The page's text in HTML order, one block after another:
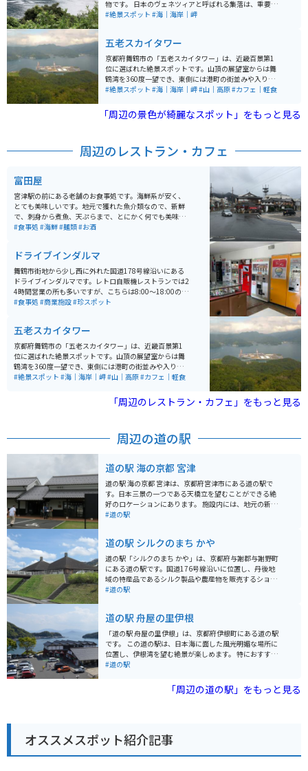
物です。 日本のヴェネツィアと呼ばれる集落は、重要伝
統的建造物群保存地区として選定されているために国内
ています。 山と海が非常に近くレストランやお土産やさ
んがある高台から絶景を見下ろすと爽快です。道幅は広
く、ツーリングするには快適な場所です。
#絶景スポット #海｜海岸｜岬
五老スカイタワー
京都府舞鶴市の「五老スカイタワー」は、近畿百景第1
位に選ばれた絶景スポットです。山頂の展望室からは舞
鶴湾を360度一望でき、東側には港町の街並みや入り
江、西側には島々が浮かぶ美しい海景が広がります。 駐
駐車して徒歩すぐでアクセス可能。階段またはエレベー
ターで展望室へ上がれます。晴天時はもちろん、夕暮れ
レー」などの限定メニューも楽しめます。舞鶴観光の際
#絶景スポット #海｜海岸｜岬#山｜高原#カフェ｜軽食
「周辺の景色が綺麗なスポット」をもっと見る
周辺のレストラン・カフェ
富田屋
宮津駅の前にある老舗のお食事処です。海鮮系が安く、
とても美味しいです。地元で獲れた魚介類なので、新鮮
で、刺身から煮魚、天ぷらまで、とにかく何でも美味し
いです。その他にも、昔ながらの中華そばや昭和を感じ
#食事処 #海鮮#麺類#お酒
ドライブインダルマ
舞鶴市街地から少し西に外れた国道178号線沿いにある
ドライブインダルマです。レトロ自販機レストランでは2
4時間営業の所も多いですが、こちらは8:00～18:00の営
業時間です。 全体的にレトロな雰囲気で、古き良き昭和
には“自動販売機の聖地”とも呼ばれているようです。
#食事処 #商業施設#珍スポット
五老スカイタワー
京都府舞鶴市の「五老スカイタワー」は、近畿百景第1
位に選ばれた絶景スポットです。山頂の展望室からは舞
鶴湾を360度一望でき、東側には港町の街並みや入り
江、西側には島々が浮かぶ美しい海景が広がります。 駐
駐車して徒歩すぐでアクセス可能。階段またはエレベー
ターで展望室へ上がれます。晴天時はもちろん、夕暮れ
レー」などの限定メニューも楽しめます。舞鶴観光の際
#絶景スポット #海｜海岸｜岬#山｜高原#カフェ｜軽食
「周辺のレストラン・カフェ」をもっと見る
周辺の道の駅
道の駅 海の京都 宮津
道の駅 海の京都 宮津は、京都府宮津市にある道の駅で
す。日本三景の一つである天橋立を望むことができる絶
好のロケーションにあります。 施設内には、地元の新鮮
な魚介類や野菜などを販売する直売所や、宮津湾の新鮮
ども併設されています。 バイクで訪れる場合、道の駅に
は広い駐車場が完備されているので安心です。天橋立周
辺は、風光明媚な景色が続くので、ツーリングにも最適
なエリアです。道の駅で休憩を挟みながら、周辺の観光
を楽しむのがおすすめです。 宮津市は、新鮮な魚介類が
みてください。また、道の駅で購入できる、地元産の干
物や練り物もおすすめです。
#道の駅
道の駅 シルクのまち かや
道の駅「シルクのまち かや」は、京都府与謝郡与謝野町
にある道の駅です。国道176号線沿いに位置し、丹後地
域の特産品であるシルク製品や農産物を販売するショッ
プやレストランがあります。 周辺には、かやぶき屋根の
バイクで訪れる場合、道の駅から「経ヶ岳」へのワイン
ディングロードは景色も良くおすすめです。 丹後地方
は、新鮮な魚介類も有名なので、海鮮丼などのグルメも
楽しめます。また、シルク製品以外のお土産として、地
元産の野菜や果物も人気です。
#道の駅
道の駅 舟屋の里伊根
「道の駅 舟屋の里伊根」は、京都府伊根町にある道の駅
です。 この道の駅は、日本海に面した風光明媚な場所に
位置し、伊根湾を望む絶景が楽しめます。 特におすすめ
は、2階にある展望デッキからの眺めです。 伊根湾に浮
た、道の駅内には、地元でとれた新鮮な魚介類や農産物
を販売する物産館や、伊根湾の景色を眺めながら食事が
の駐車場が完備されています。 道の駅周辺は道幅が狭
く、カーブも多いので、運転には注意が必要です。 伊根
町は、舟屋という独特の景観で知られています。 舟屋
#道の駅
「周辺の道の駅」をもっと見る
オススメスポット紹介記事